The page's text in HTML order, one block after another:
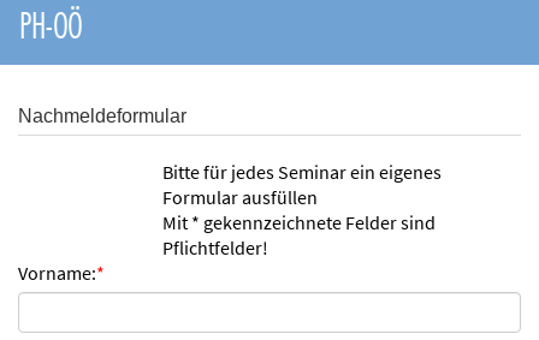
e
PH-OÖ
Nachmeldeformular
Bitte für jedes Seminar ein eigenes
Formular ausfüllen
Mit * gekennzeichnete Felder sind
Pflichtfelder!
Vorname:*